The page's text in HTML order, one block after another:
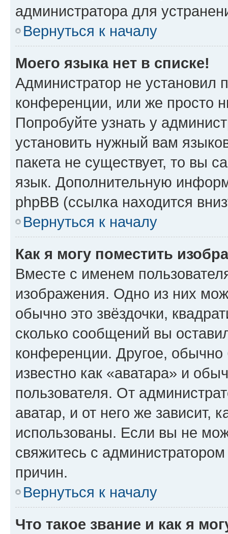
администратора для
Вернуться к началу
Моего языка нет в списке!
Администратор не установил
конференции, или же просто
Попробуйте узнать у
установить нужный вам
пакета не существует, то вы
язык. Дополнительную
phpBB (ссылка находится
Вернуться к началу
Как я могу поместить
Вместе с именем
изображения. Одно из них
обычно это звёздочки,
сколько сообщений вы
конференции. Другое,
известно как «аватара» и
пользователя. От
аватар, и от него же зависит,
использованы. Если вы не
свяжитесь с
причин.
Вернуться к началу
Что такое звание и как я